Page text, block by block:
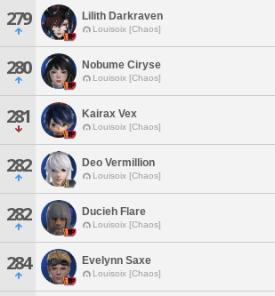
279 Lilith Darkraven
Louisoix [Chaos]
280 Nobume Ciryse
Louisoix [Chaos]
281 Kairax Vex
Louisoix [Chaos]
282 Deo Vermillion
Louisoix [Chaos]
282 Ducieh Flare
Louisoix [Chaos]
284 Evelynn Saxe
Louisoix [Chaos]